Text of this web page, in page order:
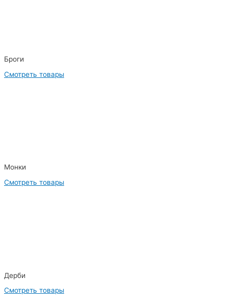
Броги
Смотреть товары
Монки
Смотреть товары
Дерби
Смотреть товары